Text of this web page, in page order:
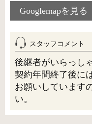
Googlemapを見る
スタッフコメント
後継者がいらっし
契約年間終了後に
お願いしています
い。